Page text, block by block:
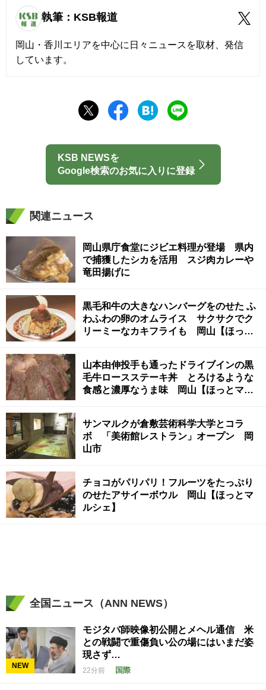
執筆：KSB報道
岡山・香川エリアを中心に日々ニュースを取材、発信
しています。
KSB NEWSを
Google検索のお気に入りに登録
関連ニュース
岡山県庁食堂にジビエ料理が登場 県内
で捕獲したシカを活用 スジ肉カレーや
竜田揚げに
黒毛和牛の大きなハンバーグをのせた ふ
わふわの卵のオムライス サクサクでク
リーミーなカキフライも 岡山【ほっと
山本由伸投手も通ったドライブインの黒
毛牛ロースステーキ丼 とろけるような
食感と濃厚なうま味 岡山【ほっとマル
サンマルクが倉敷芸術科学大学とコラ
ボ 「美術館レストラン」オープン 岡
山市
チョコがパリパリ！フルーツをたっぷり
のせたアサイーボウル 岡山【ほっとマ
ルシェ】
全国ニュース（ANN NEWS）
NEW
モジタバ師映像初公開とメヘル通信 米
との戦闘で重傷負い公の場にはいまだ姿
現さず…
22分前 国際